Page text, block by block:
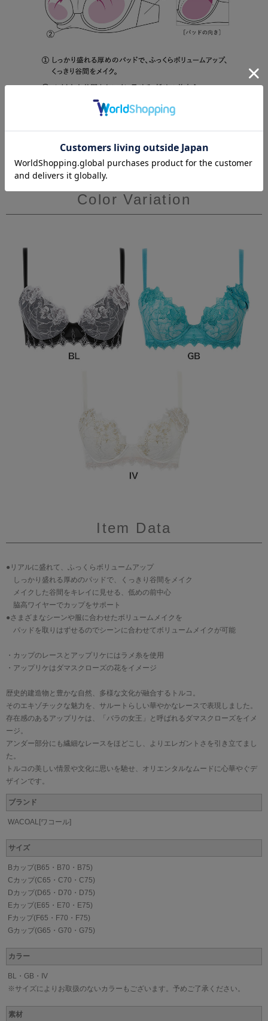
Color Variation
Item Data
●リアルに盛れて、ふっくらボリュームアップ
しっかり盛れる厚めのパッドで、くっきり谷間をメイク
メイクした谷間をキレイに見せる、低めの前中心
脇高ワイヤーでカップをサポート
●さまざまなシーンや服に合わせたボリュームメイクを
パッドを取りはずせるのでシーンに合わせてボリュームメイクが可能
・カップのレースとアップリケにはラメ糸を使用
・アップリケはダマスクローズの花をイメージ
歴史的建造物と豊かな自然、多様な文化が融合するトルコ。
そのエキゾチックな魅力を、サルートらしい華やかなレースで表現しました。
存在感のあるアップリケは、「バラの女王」と呼ばれるダマスクローズをイメ
ージ。
アンダー部分にも繊細なレースをほどこし、よりエレガントさを引き立てまし
た。
トルコの美しい情景や文化に思いを馳せ、オリエンタルなムードに心華やぐデ
ザインです。
ブランド
WACOAL[ワコール]
サイズ
Bカップ(B65・B70・B75)
Cカップ(C65・C70・C75)
Dカップ(D65・D70・D75)
Eカップ(E65・E70・E75)
Fカップ(F65・F70・F75)
Gカップ(G65・G70・G75)
カラー
BL・GB・IV
※サイズによりお取扱のないカラーもございます。予めご了承ください。
素材